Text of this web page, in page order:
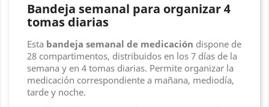
Bandeja semanal para organizar 4
tomas diarias
Esta bandeja semanal de medicación dispone de
28 compartimentos, distribuidos en los 7 días de la
semana y en 4 tomas diarias. Permite organizar la
medicación correspondiente a mañana, mediodía,
tarde y noche.